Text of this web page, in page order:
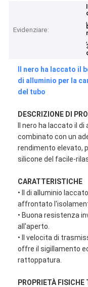
Evidenziare:
,
,
Il nero ha laccato il
di alluminio per la
del tubo
DESCRIZIONE DI
Il nero ha laccato il
combinato con un
rendimento elevato,
silicone del facile-
CARATTERISTICHE
• Il di alluminio
affrontato
• Buona resistenza
all'aperto.
• Il velocita di
offre il sigillamento
rattoppatura.
PROPRIETÀ FISICHE